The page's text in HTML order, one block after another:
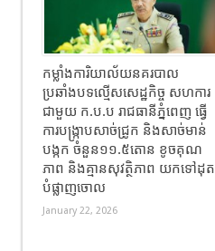
កម្លាំងការិយាល័យនគរបាល
ប្រឆាំងបទល្មើសសេដ្ឋកិច្ច សហការ
ជាមួយ ក.ប.ប រាជធានីភ្នំពេញ ធ្វើ
ការបង្ក្រាបសាច់ជ្រូក និងសាច់មាន់
បង្កក ចំនួន១១.៥តោន ខូចគុណ
ភាព និងគ្មានសុវត្ថិភាព យកទៅដុត
បំផ្លាញចោល
January 22, 2026